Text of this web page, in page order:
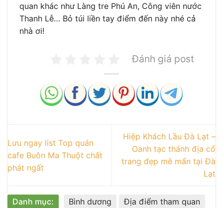
quan khác như Làng tre Phú An, Công viên nước
Thanh Lễ… Bỏ túi liền tay điểm đến này nhé cả
nhà ơi!
Đánh giá post
Lưu ngay list Top quán
cafe Buôn Ma Thuột chất
phát ngất
Hiệp Khách Lầu Đà Lạt –
Oanh tạc thánh địa cổ
trang đẹp mê mẩn tại Đà
Lạt
Danh mục: Bình dương Địa điểm tham quan